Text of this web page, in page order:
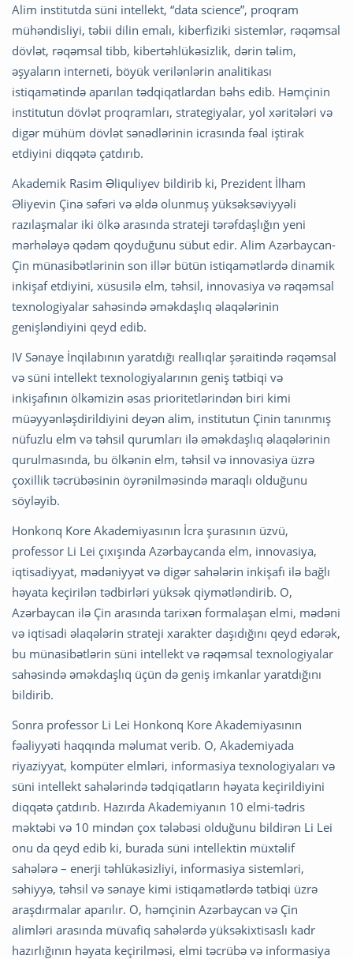
Alim institutda süni intellekt, “data science”, proqram
mühəndisliyi, təbii dilin emalı, kiberfiziki sistemlər, rəqəmsal
dövlət, rəqəmsal tibb, kibertəhlükəsizlik, dərin təlim,
əşyaların interneti, böyük verilənlərin analitikası
istiqamətində aparılan tədqiqatlardan bəhs edib. Həmçinin
institutun dövlət proqramları, strategiyalar, yol xəritələri və
digər mühüm dövlət sənədlərinin icrasında fəal iştirak
etdiyini diqqətə çatdırıb.
Akademik Rasim Əliquliyev bildirib ki, Prezident İlham
Əliyevin Çinə səfəri və əldə olunmuş yüksəksəviyyəli
razılaşmalar iki ölkə arasında strateji tərəfdaşlığın yeni
mərhələyə qədəm qoyduğunu sübut edir. Alim Azərbaycan-
Çin münasibətlərinin son illər bütün istiqamətlərdə dinamik
inkişaf etdiyini, xüsusilə elm, təhsil, innovasiya və rəqəmsal
texnologiyalar sahəsində əməkdaşlıq əlaqələrinin
genişləndiyini qeyd edib.
IV Sənaye İnqilabının yaratdığı reallıqlar şəraitində rəqəmsal
və süni intellekt texnologiyalarının geniş tətbiqi və
inkişafının ölkəmizin əsas prioritetlərindən biri kimi
müəyyənləşdirildiyini deyən alim, institutun Çinin tanınmış
nüfuzlu elm və təhsil qurumları ilə əməkdaşlıq əlaqələrinin
qurulmasında, bu ölkənin elm, təhsil və innovasiya üzrə
çoxillik təcrübəsinin öyrənilməsində maraqlı olduğunu
söyləyib.
Honkonq Kore Akademiyasının İcra şurasının üzvü,
professor Li Lei çıxışında Azərbaycanda elm, innovasiya,
iqtisadiyyat, mədəniyyət və digər sahələrin inkişafı ilə bağlı
həyata keçirilən tədbirləri yüksək qiymətləndirib. O,
Azərbaycan ilə Çin arasında tarixən formalaşan elmi, mədəni
və iqtisadi əlaqələrin strateji xarakter daşıdığını qeyd edərək,
bu münasibətlərin süni intellekt və rəqəmsal texnologiyalar
sahəsində əməkdaşlıq üçün də geniş imkanlar yaratdığını
bildirib.
Sonra professor Li Lei Honkonq Kore Akademiyasının
fəaliyyəti haqqında məlumat verib. O, Akademiyada
riyaziyyat, kompüter elmləri, informasiya texnologiyaları və
süni intellekt sahələrində tədqiqatların həyata keçirildiyini
diqqətə çatdırıb. Hazırda Akademiyanın 10 elmi-tədris
məktəbi və 10 mindən çox tələbəsi olduğunu bildirən Li Lei
onu da qeyd edib ki, burada süni intellektin müxtəlif
sahələrə – enerji təhlükəsizliyi, informasiya sistemləri,
səhiyyə, təhsil və sənaye kimi istiqamətlərdə tətbiqi üzrə
araşdırmalar aparılır. O, həmçinin Azərbaycan və Çin
alimləri arasında müvafiq sahələrdə yüksəkixtisaslı kadr
hazırlığının həyata keçirilməsi, elmi təcrübə və informasiya